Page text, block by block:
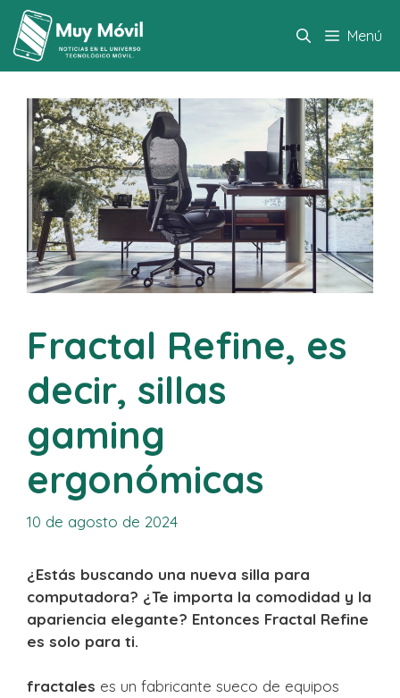
Saltar
contenido
Menú
Fractal Refine, es
decir, sillas
gaming
ergonómicas
10 de agosto de 2024
¿Estás buscando una nueva silla para
computadora? ¿Te importa la comodidad y la
apariencia elegante? Entonces Fractal Refine
es solo para ti.
fractales es un fabricante sueco de equipos